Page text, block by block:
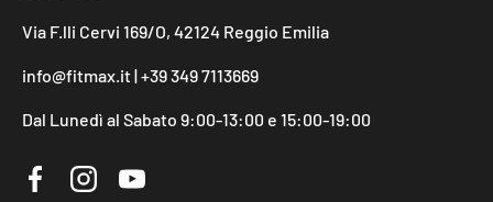
Via F.lli Cervi 169/O, 42124 Reggio Emilia
info@fitmax.it | +39 349 7113669
Dal Lunedì al Sabato 9:00-13:00 e 15:00-19:00
FacebookInstagramYouTube